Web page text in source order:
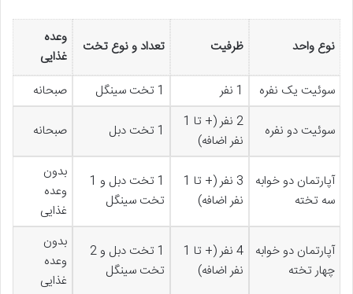
نوع واحد ظرفیت تعداد و نوع تخت
وعده
غذایی
سوئیت یک نفره
1 نفر 1 تخت سینگل صبحانه
سوئیت دو نفره
2 نفر (+ تا 1
نفر اضافه)
1 تخت دبل صبحانه
آپارتمان دو خوابه
سه تخته
3 نفر (+ تا 1
نفر اضافه)
1 تخت دبل و 1
تخت سینگل
بدون
وعده
غذایی
آپارتمان دو خوابه
چهار تخته
4 نفر (+ تا 1
نفر اضافه)
1 تخت دبل و 2
تخت سینگل
بدون
وعده
غذایی